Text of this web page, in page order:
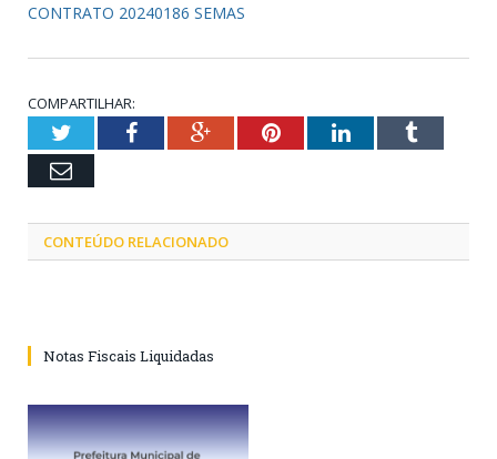
CONTRATO 20240186 SEMAS
COMPARTILHAR:
TwitterFacebookGoogle+PinterestLinkedInTumblr
Email
CONTEÚDO RELACIONADO
Notas Fiscais Liquidadas